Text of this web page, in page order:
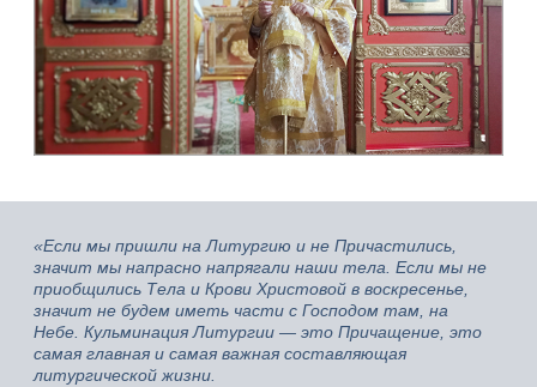
«Если мы пришли на Литургию и не Причастились,
значит мы напрасно напрягали наши тела. Если мы не
приобщились Тела и Крови Христовой в воскресенье,
значит не будем иметь части с Господом там, на
Небе. Кульминация Литургии — это Причащение, это
самая главная и самая важная составляющая
литургической жизни.